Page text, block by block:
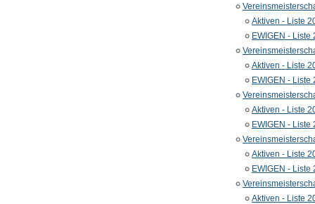
Aktiven - Liste
EWIGEN - Liste
Aktiven - Liste
EWIGEN - Liste
Aktiven - Liste
EWIGEN - Liste
Aktiven - Liste
EWIGEN - Liste
Aktiven - Liste